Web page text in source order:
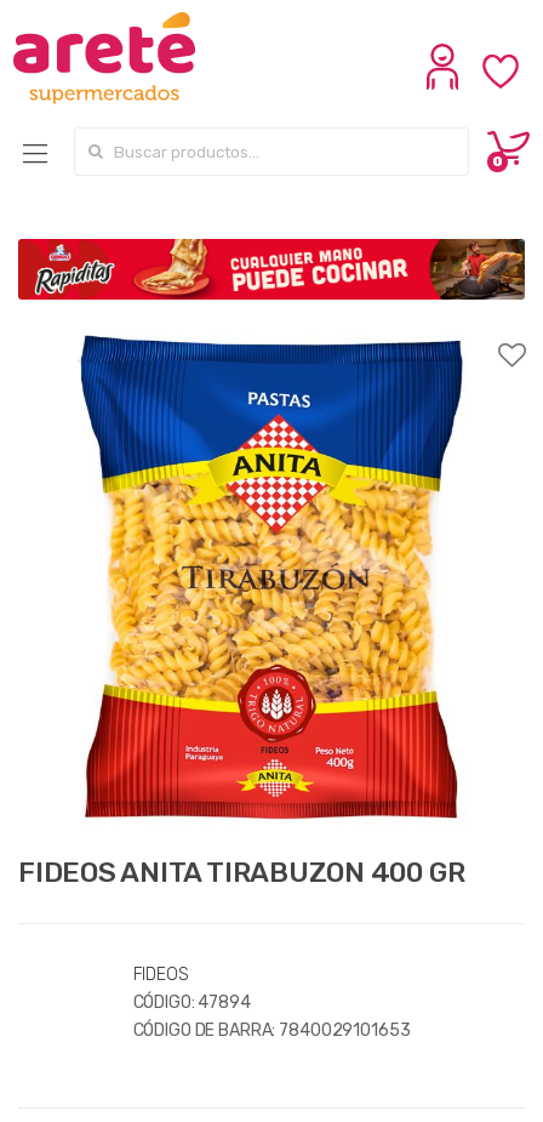
Search for:
0
FIDEOS ANITA TIRABUZON 400 GR
FIDEOS
CÓDIGO: 47894
CÓDIGO DE BARRA: 7840029101653